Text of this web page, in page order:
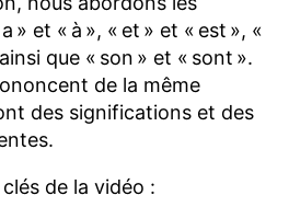
» et « à », « et » et « est », «
que « son » et « sont ».
de la même
des significations et des
de la vidéo :